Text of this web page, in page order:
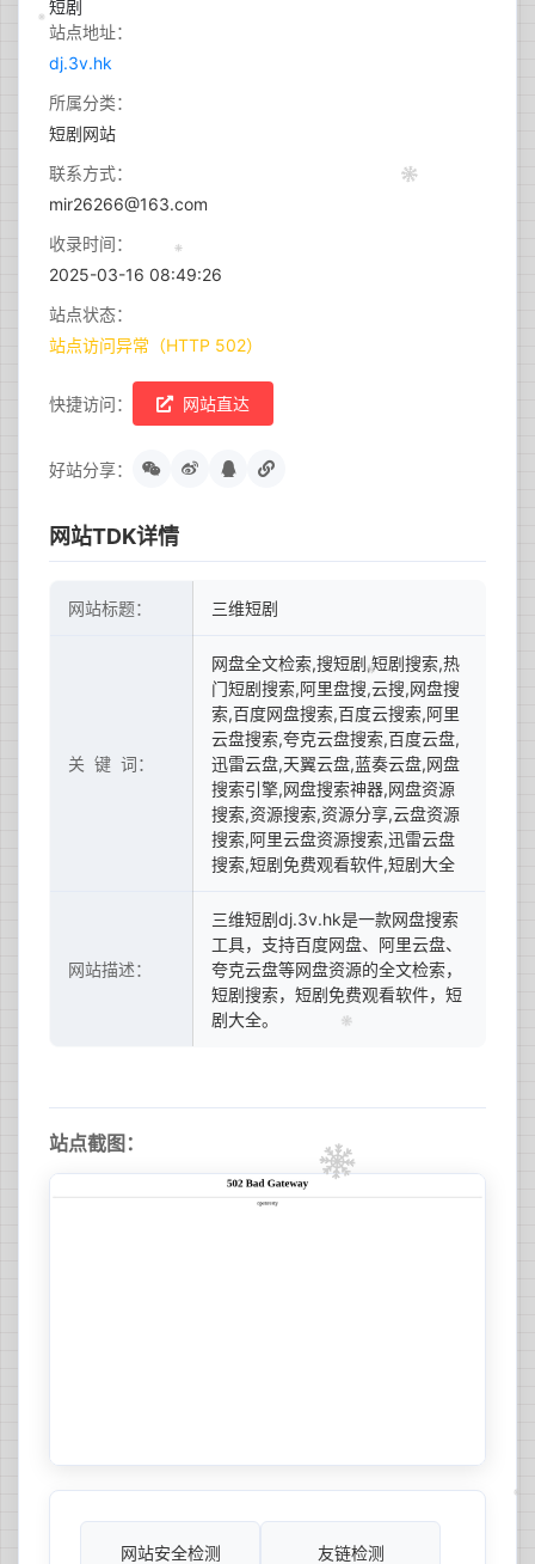
站点地址：
dj.3v.hk
所属分类：
短剧网站
联系方式：
mir26266@163.com
收录时间：
2025-03-16 08:49:26
站点状态：
站点访问异常（HTTP 502）
快捷访问： 网站直达
好站分享：
网站TDK详情
网站标题： 三维短剧
关 键 词：
网盘全文检索,搜短剧,短剧搜索,热
门短剧搜索,阿里盘搜,云搜,网盘搜
索,百度网盘搜索,百度云搜索,阿里
云盘搜索,夸克云盘搜索,百度云盘,
迅雷云盘,天翼云盘,蓝奏云盘,网盘
搜索引擎,网盘搜索神器,网盘资源
搜索,资源搜索,资源分享,云盘资源
搜索,阿里云盘资源搜索,迅雷云盘
搜索,短剧免费观看软件,短剧大全
网站描述：
三维短剧dj.3v.hk是一款网盘搜索
工具，支持百度网盘、阿里云盘、
夸克云盘等网盘资源的全文检索，
短剧搜索，短剧免费观看软件，短
剧大全。
站点截图：
网站安全检测 友链检测